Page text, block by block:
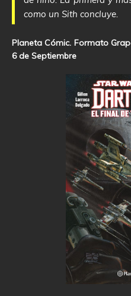
como un Sith concluye.
Planeta Cómic. Formato
6 de Septiembre